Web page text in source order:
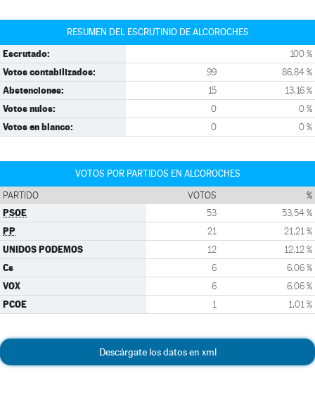
RESUMEN DEL ESCRUTINIO DE ALCOROCHES
Escrutado: 100 %
Votos contabilizados: 99 86,84 %
Abstenciones: 15 13,16 %
Votos nulos: 0 0 %
Votos en blanco: 0 0 %
VOTOS POR PARTIDOS EN ALCOROCHES
PARTIDO VOTOS %
PSOE 53 53,54 %
PP 21 21,21 %
UNIDOS PODEMOS 12 12,12 %
Cs 6 6,06 %
VOX 6 6,06 %
PCOE 1 1,01 %
Descárgate los datos en xml